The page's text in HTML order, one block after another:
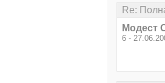
Re:
Модест
6 -